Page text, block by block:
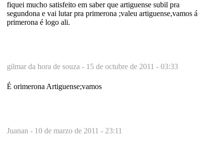
fiquei mucho satisfeito em saber que artiguense subil pra
segundona e vai lutar pra primerona ;valeu artiguense,vamos á
primerona é logo ali.
gilmar da hora de souza - 15 de octubre de 2011 - 03:33
É orimerona Artiguense;vamos
Juanan - 10 de marzo de 2011 - 23:11